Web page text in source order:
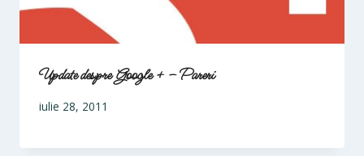
Update despre Google + – Pareri
iulie 28, 2011